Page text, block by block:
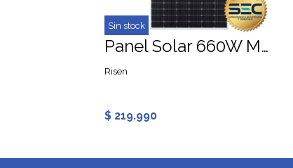
Sin stock
Panel Solar 660W Monocristalino Risen
Risen
$ 219.990